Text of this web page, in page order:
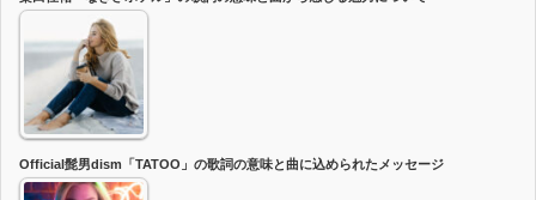
Official髭男dism「TATOO」の歌詞の意味と曲に込められたメッセージ